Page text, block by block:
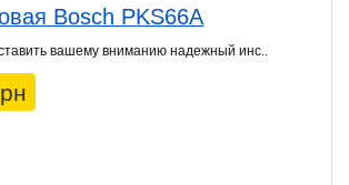
Bosch PKS66A
вашему вниманию надежный инс..